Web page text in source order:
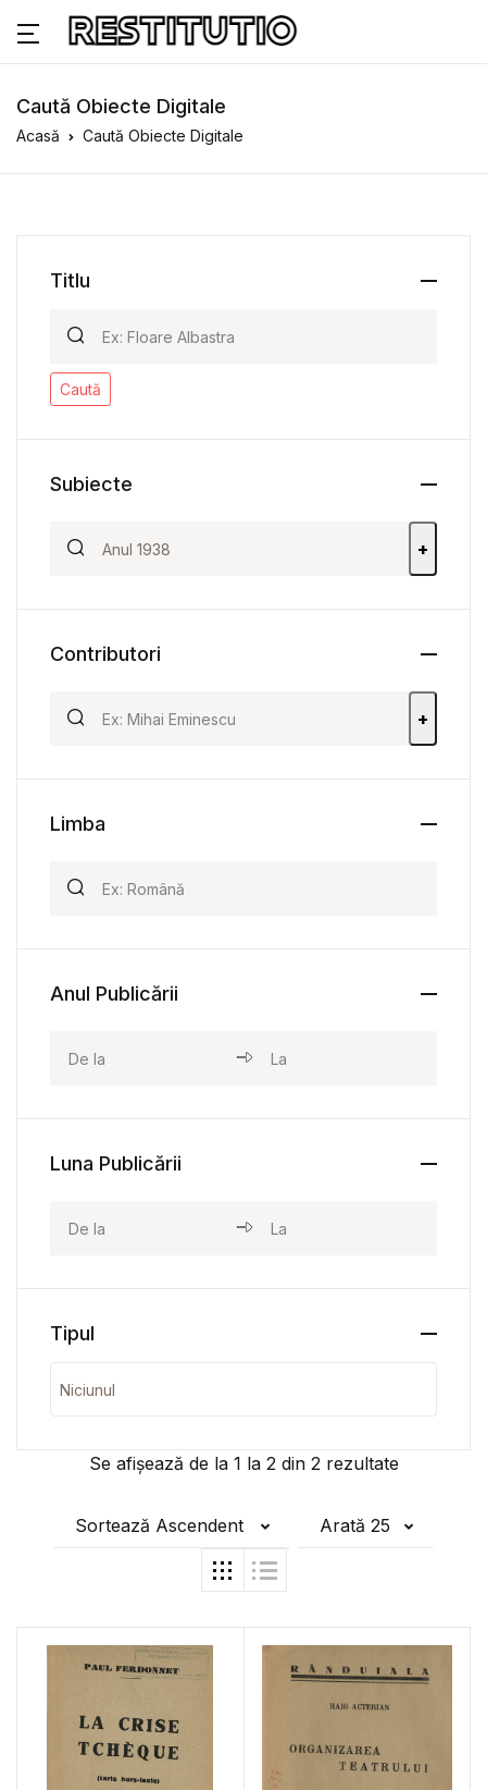
Caută Obiecte Digitale
Acasă Caută Obiecte Digitale
Se afișează de la 1 la 2din 2rezultate
Sortează Ascendent Arată 25
Titlu
Caută
Subiecte
+
Contributori
+
Limba
Anul Publicării
Luna Publicării
Tipul